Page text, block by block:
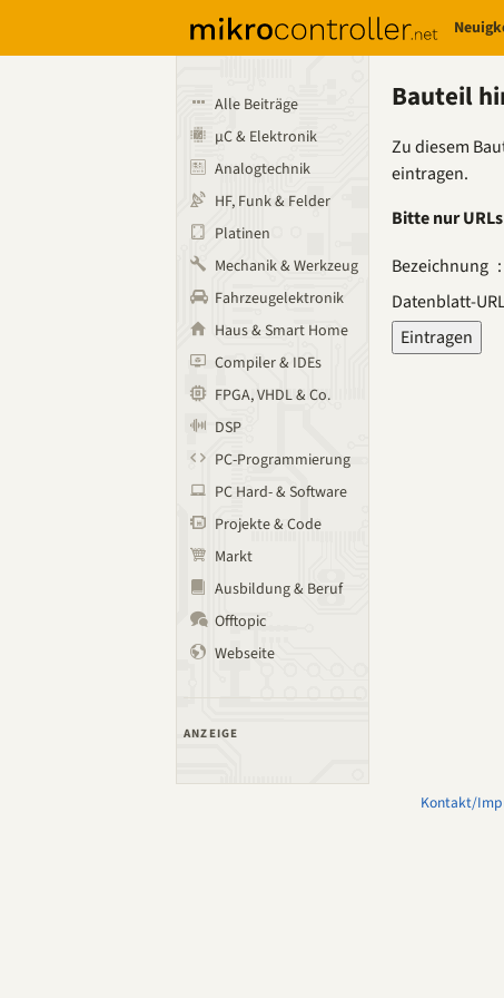
Alle Beiträge
µC & Elektronik
Analogtechnik
HF, Funk & Felder
Platinen
Mechanik & Werkzeug
Fahrzeugelektronik
Haus & Smart Home
Compiler & IDEs
FPGA, VHDL & Co.
DSP
PC-Programmierung
PC Hard- & Software
Projekte & Code
Markt
Ausbildung & Beruf
Offtopic
Webseite
ANZEIGE
Bauteil
Zu diesem
eintragen.
Bitte nur
Bezeichnung :
Datenblatt-
Kontakt/